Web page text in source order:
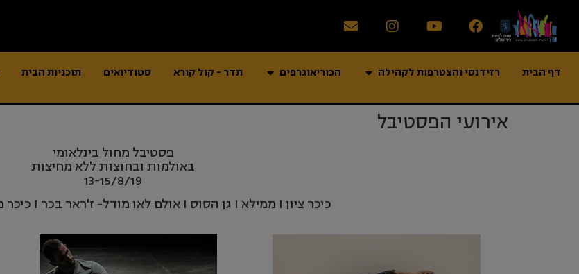
דף הבית רזידנסי והצטרפות לקהילה הכוריאוגרפים תדר - קול קורא סטודיואים תוכניות הבית
אירועי הפסטיבל
פסטיבל מחול בינלאומי
באולמות ובחוצות ללא מחיצות
13-15/8/19
כיכר ציון I ממילא I גן הסוס I אולם לאו מודל- ז'ראר בכר I כיכר פריצקר – ז'ראר בכר